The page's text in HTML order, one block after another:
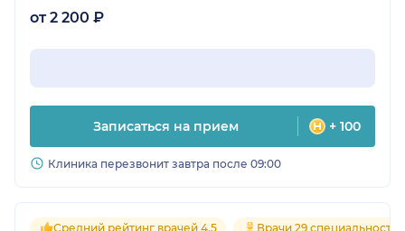
от 2 200 ₽
Записаться на прием + 100
Клиника перезвонит завтра после 09:00
Средний рейтинг врачей 4.5 Врачи 29 специальностей